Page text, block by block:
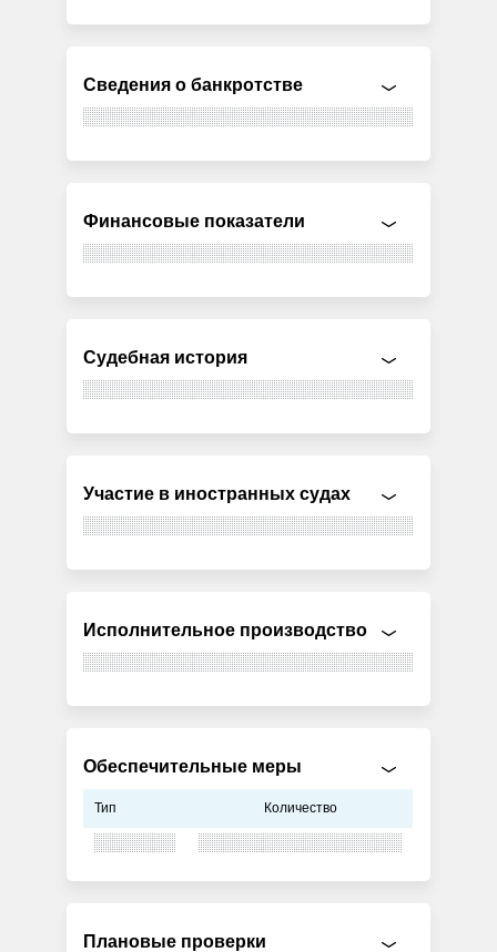
Сведения о банкротстве
Финансовые показатели
Судебная история
Участие в иностранных судах
Исполнительное производство
Обеспечительные меры
Тип Количество
Плановые проверки